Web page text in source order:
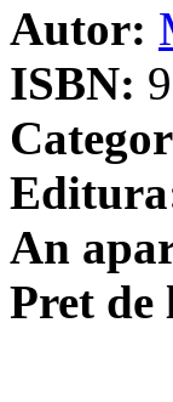
Autor:
ISBN:
An
Pret de